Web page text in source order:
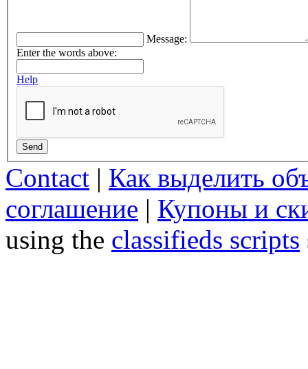
Message:
Enter the words above:
Help
Send
Contact | Как выделить
соглашение | Купоны и
using the classifieds scripts